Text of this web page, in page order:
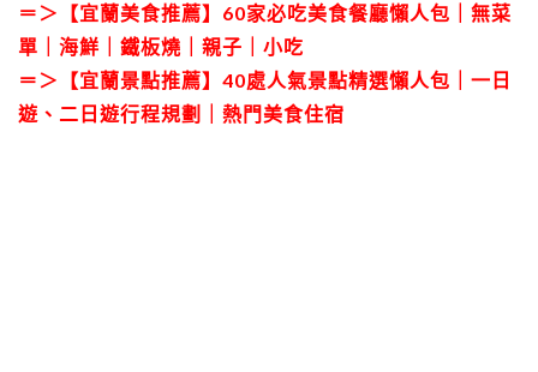
＝＞
【宜蘭美食推薦】60家必吃美食餐廳懶人包｜無菜
單｜海鮮｜鐵板燒｜親子｜小吃
＝＞
【宜蘭景點推薦】40處人氣景點精選懶人包｜一日
遊、二日遊行程規劃｜熱門美食住宿